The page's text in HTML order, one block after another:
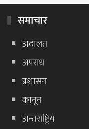
समाचार
अदालत
अपराध
प्रशासन
कानून
अन्तराष्ट्रिय